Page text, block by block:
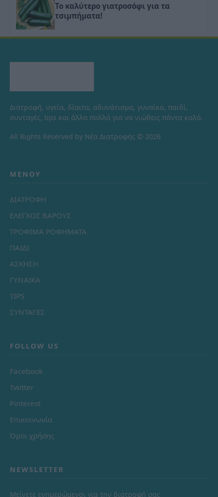
Το καλύτερο γιατροσόφι για τα
τσιμπήματα!
Διατροφή, υγεία, δίαιτα, αδυνάτισμα, γυναίκα, παιδί,
συνταγές, tips και άλλα πολλά για να νιώθεις πάντα καλά.
All Rights Reserved by Νέα Διατροφής © 2026
ΜΕΝΟΎ
ΔΙΑΤΡΟΦΗ
ΕΛΕΓΧΟΣ ΒΑΡΟΥΣ
ΤΡΟΦΙΜΑ ΡΟΦΗΜΑΤΑ
ΠΑΙΔΙ
ΑΣΚΗΣΗ
ΓΥΝΑΙΚΑ
TIPS
ΣΥΝΤΑΓΕΣ
FOLLOW US
Facebook
Twitter
Pinterest
Επικοινωνία
Όροι χρήσης
NEWSLETTER
Μείνετε ενημερώμενοι για την διατροφή σας